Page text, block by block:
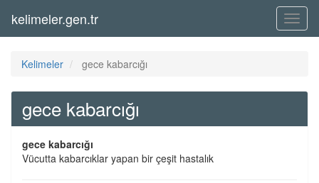
Menü
kelimeler.gen.tr
Kelimeler gece kabarcığı
gece kabarcığı
gece kabarcığı
Vücutta kabarcıklar yapan bir çeşit hastalık